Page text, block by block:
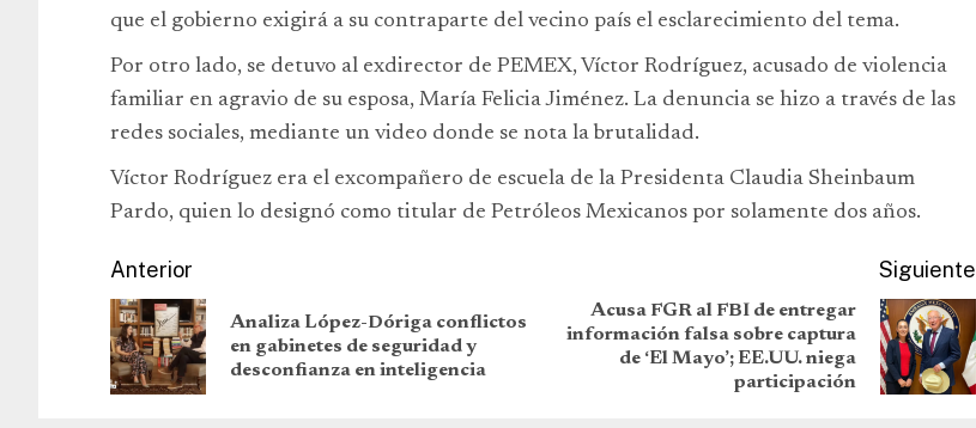
que el gobierno exigirá a su contraparte del vecino país el esclarecimiento del tema.
Por otro lado, se detuvo al exdirector de PEMEX, Víctor Rodríguez, acusado de violencia
familiar en agravio de su esposa, María Felicia Jiménez. La denuncia se hizo a través de las
redes sociales, mediante un video donde se nota la brutalidad.
Víctor Rodríguez era el excompañero de escuela de la Presidenta Claudia Sheinbaum
Pardo, quien lo designó como titular de Petróleos Mexicanos por solamente dos años.
Anterior
Analiza López-Dóriga conflictos
en gabinetes de seguridad y
desconfianza en inteligencia
Siguiente
Acusa FGR al FBI de entregar
información falsa sobre captura
de ‘El Mayo’; EE.UU. niega
participación